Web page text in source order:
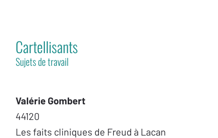
Cartellisants
Sujets de travail
Valérie Gombert
44120
Les faits cliniques de Freud à Lacan